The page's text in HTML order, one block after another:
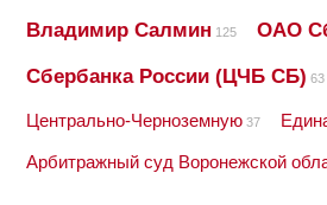
Владимир Салмин 125 ОАО
Сбербанка России (ЦЧБ СБ) 63
Центрально-Черноземную 37
Арбитражный суд Воронежской